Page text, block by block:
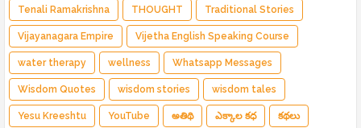
Tenali Ramakrishna THOUGHT Traditional Stories
Vijayanagara Empire Vijetha English Speaking Course
water therapy wellness Whatsapp Messages
Wisdom Quotes wisdom stories wisdom tales
Yesu Kreeshtu YouTube అతిథి ఎక్కాల కధ కథలు